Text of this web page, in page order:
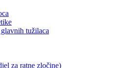
tužilaca
za ratne zločine)